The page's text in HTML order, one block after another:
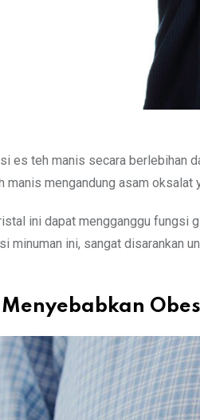
es teh manis secara berlebihan
manis mengandung asam
ini dapat mengganggu fungsi
minuman ini, sangat disarankan
Menyebabkan